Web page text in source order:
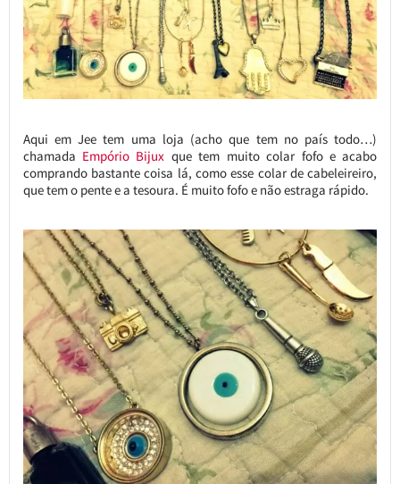
Aqui em Jee tem uma loja (acho que tem no país todo…)
chamada Empório Bijux que tem muito colar fofo e acabo
comprando bastante coisa lá, como esse colar de cabeleireiro,
que tem o pente e a tesoura. É muito fofo e não estraga rápido.